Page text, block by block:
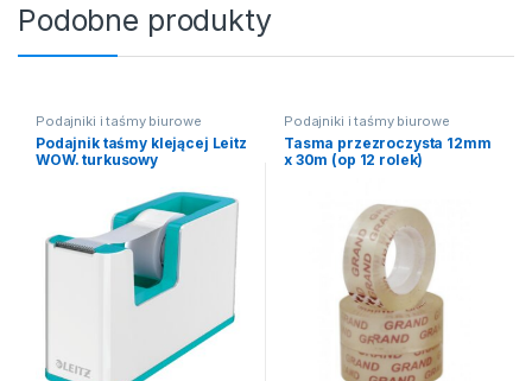
Podobne produkty
Podajniki i taśmy biurowe
Podajnik taśmy klejącej Leitz
WOW. turkusowy
Podajniki i taśmy biurowe
Tasma przezroczysta 12mm
x 30m (op 12 rolek)